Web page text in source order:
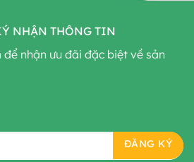
NHẬN THÔNG TIN
nhận ưu đãi đặc biệt về sản